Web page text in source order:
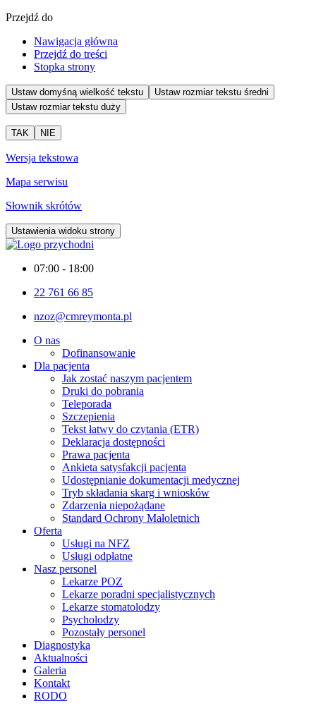
Przejdź do
Nawigacja główna
Przejdź do treści
Stopka strony
Ustaw domyśną wielkość tekstu
Ustaw rozmiar tekstu średni
Ustaw rozmiar tekstu duży
TAK NIE
Wersja tekstowa
Mapa serwisu
Słownik skrótów
Ustawienia widoku strony
07:00 - 18:00
22 761 66 85
nzoz@cmreymonta.pl
O nas
Dofinansowanie
Dla pacjenta
Jak zostać naszym pacjentem
Druki do pobrania
Teleporada
Szczepienia
Tekst łatwy do czytania (ETR)
Deklaracja dostępności
Prawa pacjenta
Ankieta satysfakcji pacjenta
Udostępnianie dokumentacji medycznej
Tryb składania skarg i wniosków
Zdarzenia niepożądane
Standard Ochrony Małoletnich
Oferta
Usługi na NFZ
Usługi odpłatne
Nasz personel
Lekarze POZ
Lekarze poradni specjalistycznych
Lekarze stomatolodzy
Psycholodzy
Pozostały personel
Diagnostyka
Aktualności
Galeria
Kontakt
RODO